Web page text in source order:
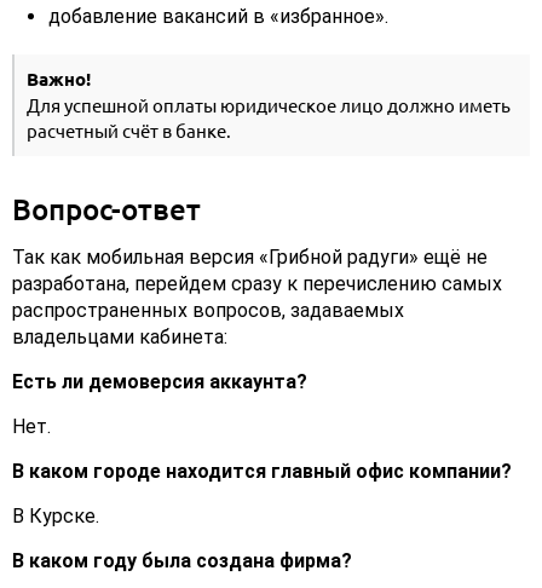
добавление вакансий в «избранное».
Важно!
Для успешной оплаты юридическое лицо должно иметь
расчетный счёт в банке.
Вопрос-ответ
Так как мобильная версия «Грибной радуги» ещё не
разработана, перейдем сразу к перечислению самых
распространенных вопросов, задаваемых
владельцами кабинета:
Есть ли демоверсия аккаунта?
Нет.
В каком городе находится главный офис компании?
В Курске.
В каком году была создана фирма?